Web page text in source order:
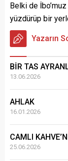
Belki de
yüzdürüp bir
Yazarın
BİR TAS
13.06.2026
AHLAK
16.01.2026
CAMLI
25.06.2026